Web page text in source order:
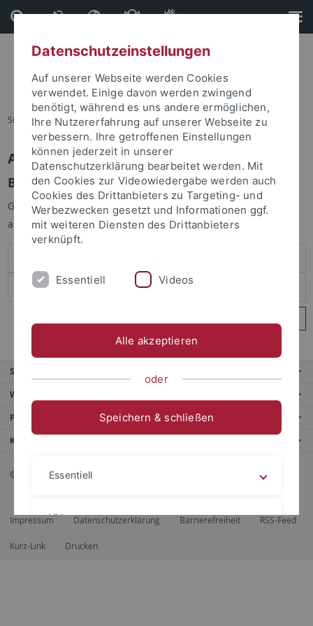
Direkt
zum
Inhalt
Direkt
zur
Fußleiste
Sie sind hier: Startseite
Anmelden
Benutzeranmeldung
Geben Sie Ihren Benutzernamen und Ihr Passwort an um sich
anzumelden:
Service
Weitere Angebote
Portale
Kontaktinfo
© 2026 Eberhard Karls Universität Tübingen, Tübingen
Impressum Datenschutzerklärung Barrierefreiheit RSS-Feed
Kurz-Link Drucken
Datenschutzeinstellungen
Auf unserer Webseite werden Cookies
verwendet. Einige davon werden zwingend
benötigt, während es uns andere ermöglichen,
Ihre Nutzererfahrung auf unserer Webseite zu
verbessern. Ihre getroffenen Einstellungen
können jederzeit in unserer
Datenschutzerklärung bearbeitet werden. Mit
den Cookies zur Videowiedergabe werden auch
Cookies des Drittanbieters zu Targeting- und
Werbezwecken gesetzt und Informationen ggf.
mit weiteren Diensten des Drittanbieters
verknüpft.
Essentiell Videos
Alle akzeptieren
oder
Speichern & schließen
Essentiell
Videos